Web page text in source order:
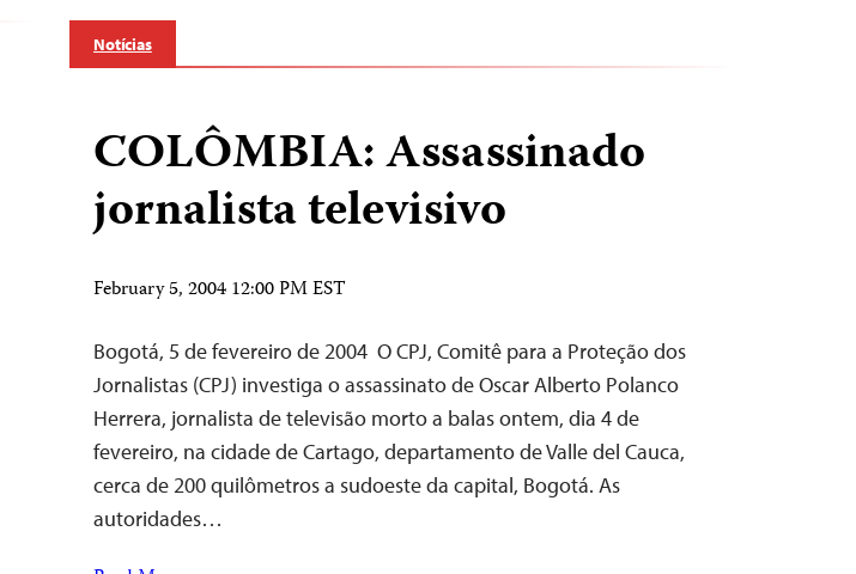
Notícias
COLÔMBIA: Assassinado
jornalista televisivo
February 5, 2004 12:00 PM EST
Bogotá, 5 de fevereiro de 2004 ­ O CPJ, Comitê para a Proteção dos
Jornalistas (CPJ) investiga o assassinato de Oscar Alberto Polanco
Herrera, jornalista de televisão morto a balas ontem, dia 4 de
fevereiro, na cidade de Cartago, departamento de Valle del Cauca,
cerca de 200 quilômetros a sudoeste da capital, Bogotá. As
autoridades…